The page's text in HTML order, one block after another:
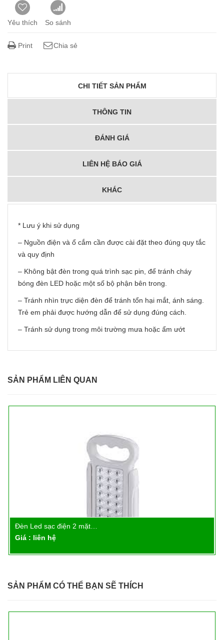
Yêu thích So sánh
Print Chia sẻ
CHI TIẾT SẢN PHẨM
THÔNG TIN
ĐÁNH GIÁ
LIÊN HỆ BÁO GIÁ
KHÁC
* Lưu ý khi sử dụng
– Nguồn điện và ổ cắm cần được cài đặt theo đúng quy tắc
và quy định
– Không bật đèn trong quá trình sạc pin, để tránh cháy
bóng đèn LED hoặc một số bộ phận bên trong.
– Tránh nhìn trực diện đèn để tránh tổn hại mắt, ánh sáng.
Trẻ em phải được hướng dẫn để sử dụng đúng cách.
– Tránh sử dụng trong môi trường mưa hoặc ẩm ướt
SẢN PHẨM LIÊN QUAN
Đèn Led sạc điện 2 mặt…
Giá : liên hệ
SẢN PHẨM CÓ THỂ BẠN SẼ THÍCH